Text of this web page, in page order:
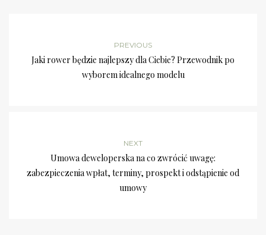
PREVIOUS
Jaki rower będzie najlepszy dla Ciebie? Przewodnik po
wyborem idealnego modelu
NEXT
Umowa deweloperska na co zwrócić uwagę:
zabezpieczenia wpłat, terminy, prospekt i odstąpienie od
umowy